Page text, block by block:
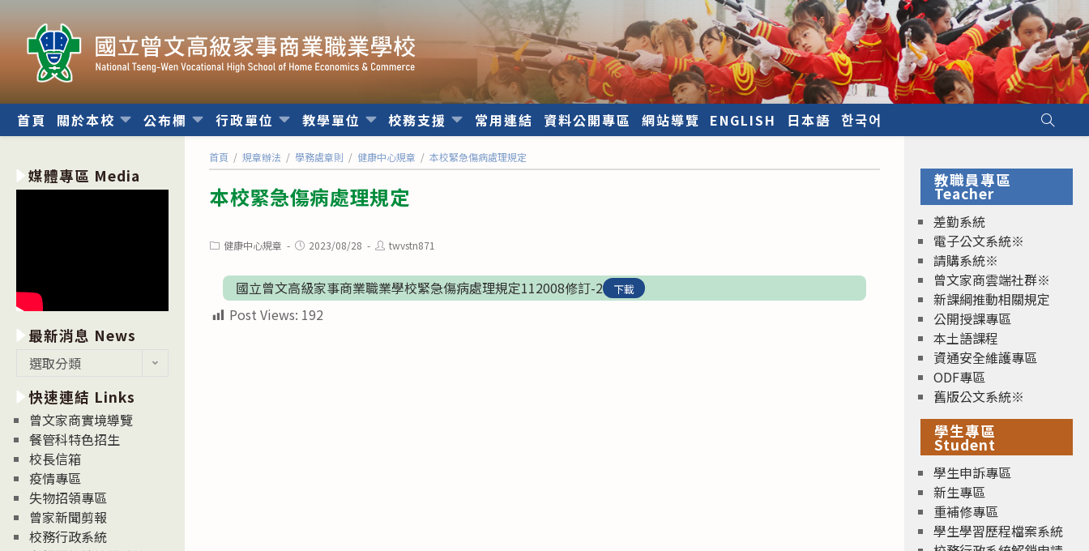
內
首頁 關於本校 公布欄 行政單位 教學單位 校務支援 常用連結 資料公開專區 網站導覽 ENGLISH 日本語 한국어
首頁 / 規章辦法 / 學務處章則 / 健康中心規章 / 本校緊急傷病處理規定
本校緊急傷病處理規定
Post健康中心規章
Post2023/08/28
Posttwvstn871
國立曾文高級家事商業職業學校緊急傷病處理規定112008修訂-2 下載
Post Views: 192
媒體專區 Media
最新消息 News
消
息
News
選取分類
快速連結 Links
曾文家商實境導覽
餐管科特色招生
校長信箱
疫情專區
失物招領專區
曾家新聞剪報
校務行政系統
教職員專區
Teacher
差勤系統
電子公文系統※
請購系統※
曾文家商雲端社群※
新課綱推動相關規定
公開授課專區
本土語課程
資通安全維護專區
ODF專區
舊版公文系統※
學生專區
Student
學生申訴專區
新生專區
重補修專區
學生學習歷程檔案系統